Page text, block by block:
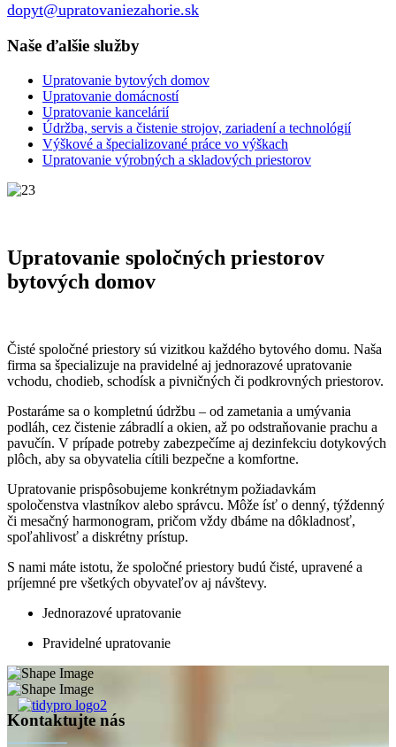
dopyt@upratovaniezahorie.sk
Naše ďalšie služby
Upratovanie bytových domov
Upratovanie domácností
Upratovanie kancelárií
Údržba, servis a čistenie strojov, zariadení a technológií
Výškové a špecializované práce vo výškach
Upratovanie výrobných a skladových priestorov
Upratovanie spoločných priestorov
bytových domov
Čisté spoločné priestory sú vizitkou každého bytového domu. Naša
firma sa špecializuje na pravidelné aj jednorazové upratovanie
vchodu, chodieb, schodísk a pivničných či podkrovných priestorov.
Postaráme sa o kompletnú údržbu – od zametania a umývania
podláh, cez čistenie zábradlí a okien, až po odstraňovanie prachu a
pavučín. V prípade potreby zabezpečíme aj dezinfekciu dotykových
plôch, aby sa obyvatelia cítili bezpečne a komfortne.
Upratovanie prispôsobujeme konkrétnym požiadavkám
spoločenstva vlastníkov alebo správcu. Môže ísť o denný, týždenný
či mesačný harmonogram, pričom vždy dbáme na dôkladnosť,
spoľahlivosť a diskrétny prístup.
S nami máte istotu, že spoločné priestory budú čisté, upravené a
príjemné pre všetkých obyvateľov aj návštevy.
Jednorazové upratovanie
Pravidelné upratovanie
Kontaktujte nás